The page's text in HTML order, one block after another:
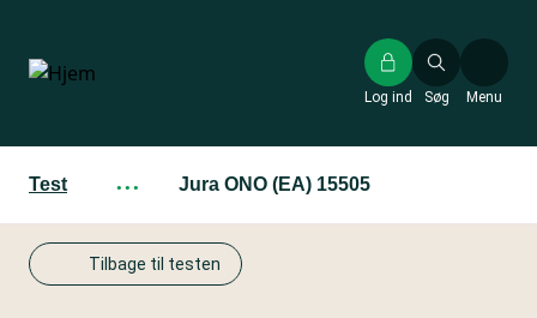
hovedindhold
Søg
Log ind Menu
Test ··· Jura ONO (EA) 15505
Tilbage til testen